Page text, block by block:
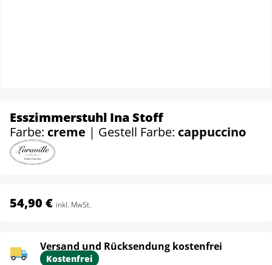
Esszimmerstuhl Ina Stoff
Farbe: creme | Gestell Farbe: cappuccino
54,90 € inkl. MwSt.
Versand und Rücksendung kostenfrei
Kostenfrei